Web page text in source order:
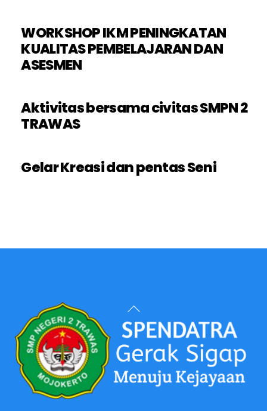
WORKSHOP IKM PENINGKATAN
KUALITAS PEMBELAJARAN DAN
ASESMEN
Aktivitas bersama civitas SMPN 2
TRAWAS
Gelar Kreasi dan pentas Seni
Back
To
Top